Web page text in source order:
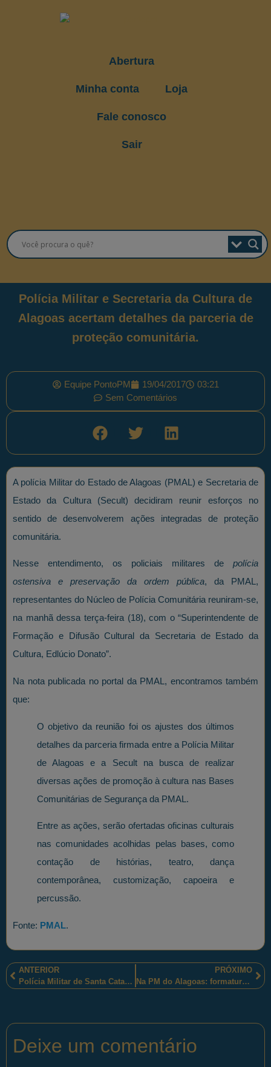
Abertura
Minha conta Loja
Fale conosco
Sair
Polícia Militar e Secretaria da Cultura de
Alagoas acertam detalhes da parceria de
proteção comunitária.
Equipe PontoPM 19/04/2017
03:21
Sem Comentários
A polícia Militar do Estado de Alagoas (PMAL) e Secretaria de
Estado da Cultura (Secult) decidiram reunir esforços no
sentido de desenvolverem ações integradas de proteção
comunitária.
Nesse entendimento, os policiais militares de polícia
ostensiva e preservação da ordem pública, da PMAL,
representantes do Núcleo de Polícia Comunitária reuniram-se,
na manhã dessa terça-feira (18), com o “Superintendente de
Formação e Difusão Cultural da Secretaria de Estado da
Cultura, Edlúcio Donato”.
Na nota publicada no portal da PMAL, encontramos também
que:
O objetivo da reunião foi os ajustes dos últimos
detalhes da parceria firmada entre a Polícia Militar
de Alagoas e a Secult na busca de realizar
diversas ações de promoção à cultura nas Bases
Comunitárias de Segurança da PMAL.
Entre as ações, serão ofertadas oficinas culturais
nas comunidades acolhidas pelas bases, como
contação de histórias, teatro, dança
contemporânea, customização, capoeira e
percussão.
Fonte: PMAL.
ANTERIOR
Polícia Militar de Santa Catarina homenageia o soldado Vinicius Santanna Klein!
PRÓXIMO
Na PM do Alagoas: formatura do Curso de Aperfeiçoamento de Sargentos (CAS) – Turma 2016
Deixe um comentário